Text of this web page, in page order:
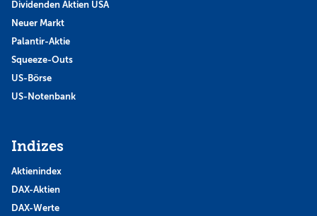
Dividenden Aktien USA
Neuer Markt
Palantir-Aktie
Squeeze-Outs
US-Börse
US-Notenbank
Indizes
Aktienindex
DAX-Aktien
DAX-Werte